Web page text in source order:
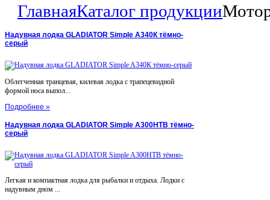
ГлавнаяКаталог продукции
Надувная лодка GLADIATOR Simple A340К тёмно-
серый
Облегченная транцевая, килевая лодка с трапецевидной
формой носа выпол...
Подробнее »
Надувная лодка GLADIATOR Simple A300НТВ тёмно-
серый
Легкая и компактная лодка для рыбалки и отдыха. Лодки с
надувным дном ...